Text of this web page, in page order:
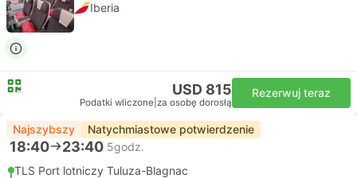
Iberia
USD 815
Podatki wliczone za osobę dorosłą
Rezerwuj teraz
Najszybszy Natychmiastowe potwierdzenie
18:40 23:40 5godz.
TLS Port lotniczy Tuluza-Blagnac